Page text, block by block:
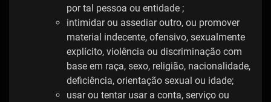
por tal pessoa ou entidade ;
intimidar ou assediar outro, ou promover
material indecente, ofensivo, sexualmente
explícito, violência ou discriminação com
base em raça, sexo, religião, nacionalidade,
deficiência, orientação sexual ou idade;
usar ou tentar usar a conta, serviço ou